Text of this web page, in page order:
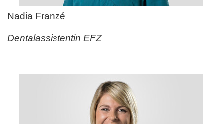
Nadia Franzé
Dentalassistentin EFZ